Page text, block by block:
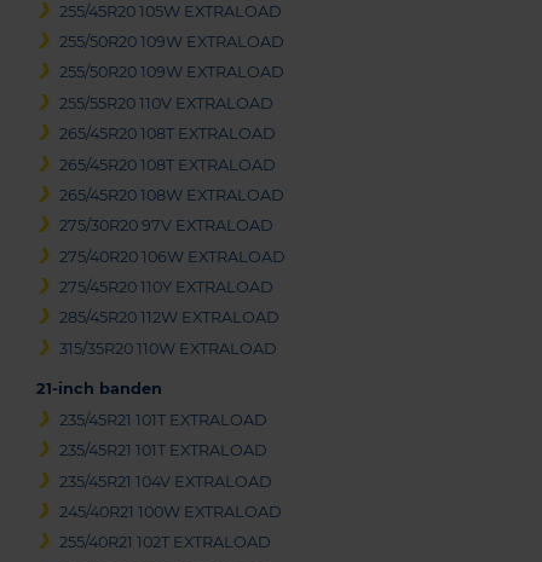
255/45R20 105W EXTRALOAD
255/50R20 109W EXTRALOAD
255/50R20 109W EXTRALOAD
255/55R20 110V EXTRALOAD
265/45R20 108T EXTRALOAD
265/45R20 108T EXTRALOAD
265/45R20 108W EXTRALOAD
275/30R20 97V EXTRALOAD
275/40R20 106W EXTRALOAD
275/45R20 110Y EXTRALOAD
285/45R20 112W EXTRALOAD
315/35R20 110W EXTRALOAD
21-inch banden
235/45R21 101T EXTRALOAD
235/45R21 101T EXTRALOAD
235/45R21 104V EXTRALOAD
245/40R21 100W EXTRALOAD
255/40R21 102T EXTRALOAD